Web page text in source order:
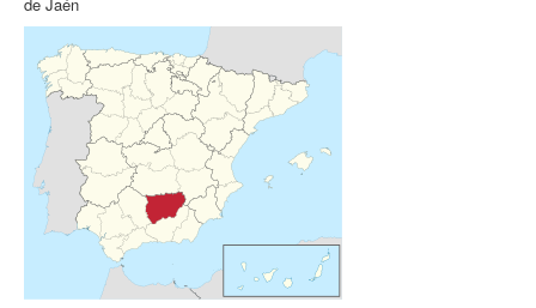
Archivo
Formularios
Contacto